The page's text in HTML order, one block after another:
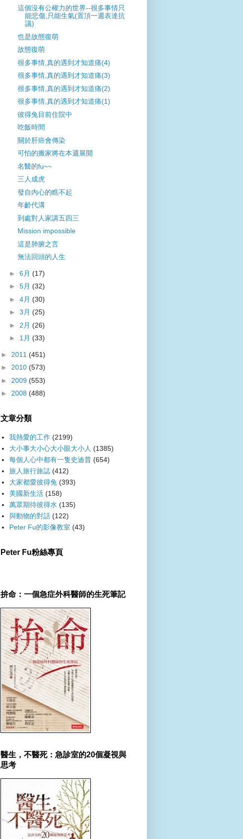
這個沒有公權力的世界--很多事情只
能悲傷,只能生氣(置頂一週表達抗
議)
也是故態復萌
故態復萌
很多事情,真的遇到才知道痛(4)
很多事情,真的遇到才知道痛(3)
很多事情,真的遇到才知道痛(2)
很多事情,真的遇到才知道痛(1)
彼得兔目前住院中
吃飯時間
關於肝癌會傳染
可怕的搬家將在本週展開
名醫的fu~~
三人成虎
發自內心的瞧不起
年齡代溝
到處對人家講五四三
Mission impossible
這是肺腑之言
無法回頭的人生
► 6月 (17)
► 5月 (32)
► 4月 (30)
► 3月 (25)
► 2月 (26)
► 1月 (33)
► 2011 (451)
► 2010 (573)
► 2009 (553)
► 2008 (488)
文章分類
我熱愛的工作 (2199)
大小事大小心大小眼大小人 (1385)
每個人心中都有一隻史迪普 (654)
旅人旅行旅誌 (412)
大家都愛彼得兔 (393)
美國新生活 (158)
萬眾期待彼得水 (135)
與動物的對話 (122)
Peter Fu的影像教室 (43)
Peter Fu粉絲專頁
拚命：一個急症外科醫師的生死筆記
醫生，不醫死：急診室的20個凝視與
思考